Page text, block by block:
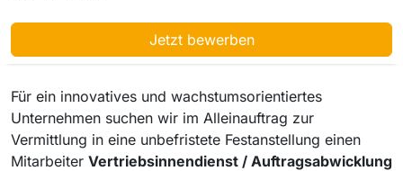
Jetzt bewerben
Für ein innovatives und wachstumsorientiertes
Unternehmen suchen wir im Alleinauftrag zur
Vermittlung in eine unbefristete Festanstellung einen
Mitarbeiter Vertriebsinnendienst / Auftragsabwicklung